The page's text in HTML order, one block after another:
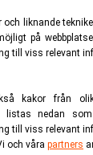
och liknande
på
till viss relevant
kakor från
listas nedan
till viss relevant
och våra partners
oljeprisraset
största i
det största
8 procent